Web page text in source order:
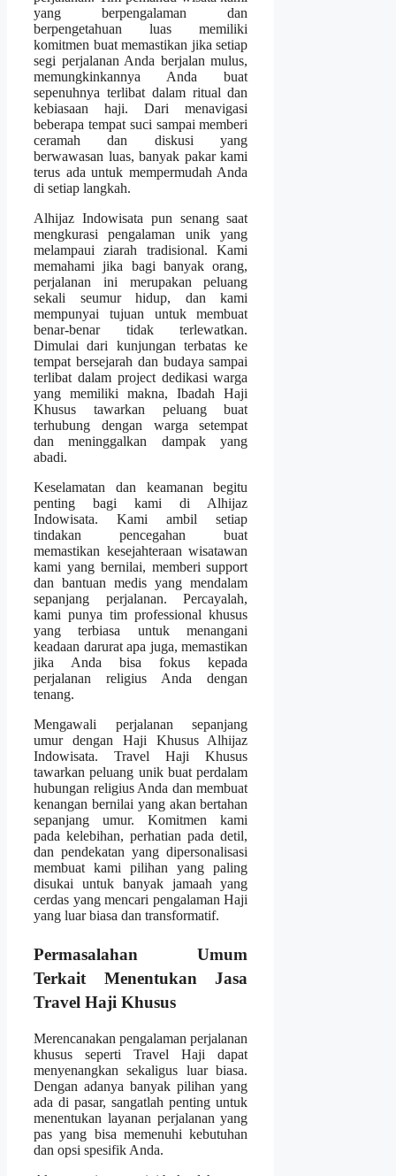
yang berpengalaman dan
berpengetahuan luas memiliki
komitmen buat memastikan jika setiap
segi perjalanan Anda berjalan mulus,
memungkinkannya Anda buat
sepenuhnya terlibat dalam ritual dan
kebiasaan haji. Dari menavigasi
beberapa tempat suci sampai memberi
ceramah dan diskusi yang
berwawasan luas, banyak pakar kami
terus ada untuk mempermudah Anda
di setiap langkah.
Alhijaz Indowisata pun senang saat
mengkurasi pengalaman unik yang
melampaui ziarah tradisional. Kami
memahami jika bagi banyak orang,
perjalanan ini merupakan peluang
sekali seumur hidup, dan kami
mempunyai tujuan untuk membuat
benar-benar tidak terlewatkan.
Dimulai dari kunjungan terbatas ke
tempat bersejarah dan budaya sampai
terlibat dalam project dedikasi warga
yang memiliki makna, Ibadah Haji
Khusus tawarkan peluang buat
terhubung dengan warga setempat
dan meninggalkan dampak yang
abadi.
Keselamatan dan keamanan begitu
penting bagi kami di Alhijaz
Indowisata. Kami ambil setiap
tindakan pencegahan buat
memastikan kesejahteraan wisatawan
kami yang bernilai, memberi support
dan bantuan medis yang mendalam
sepanjang perjalanan. Percayalah,
kami punya tim professional khusus
yang terbiasa untuk menangani
keadaan darurat apa juga, memastikan
jika Anda bisa fokus kepada
perjalanan religius Anda dengan
tenang.
Mengawali perjalanan sepanjang
umur dengan Haji Khusus Alhijaz
Indowisata. Travel Haji Khusus
tawarkan peluang unik buat perdalam
hubungan religius Anda dan membuat
kenangan bernilai yang akan bertahan
sepanjang umur. Komitmen kami
pada kelebihan, perhatian pada detil,
dan pendekatan yang dipersonalisasi
membuat kami pilihan yang paling
disukai untuk banyak jamaah yang
cerdas yang mencari pengalaman Haji
yang luar biasa dan transformatif.
Permasalahan Umum
Terkait Menentukan Jasa
Travel Haji Khusus
Merencanakan pengalaman perjalanan
khusus seperti Travel Haji dapat
menyenangkan sekaligus luar biasa.
Dengan adanya banyak pilihan yang
ada di pasar, sangatlah penting untuk
menentukan layanan perjalanan yang
pas yang bisa memenuhi kebutuhan
dan opsi spesifik Anda.